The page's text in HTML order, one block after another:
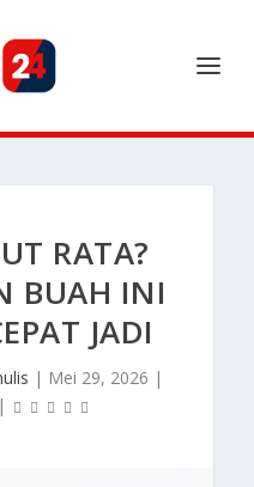
RATA?
BUAH INI
JADI
| Mei 29, 2026 |
|